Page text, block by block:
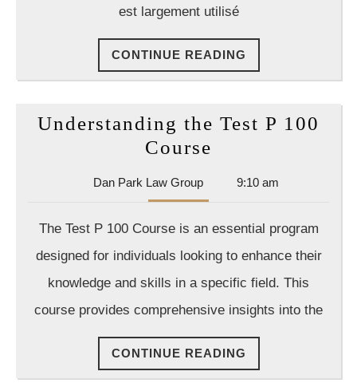
Sport
est largement utilisé
CONTINUE READING
READING
Understanding the Test P 100
Course
Test
Course
Dan Park Law GroupDan
Park
Group
9:10 am
The Test P 100 Course is an essential program
designed for individuals looking to enhance their
knowledge and skills in a specific field. This
course provides comprehensive insights into the
CONTINUE READING
READING